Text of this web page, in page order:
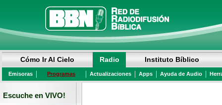
Cómo Ir Al Cielo Radio Instituto Bíblico
Emisoras | Programas | Actualizaciones | Apps | Ayuda de Audio |
Escuche en VIVO!